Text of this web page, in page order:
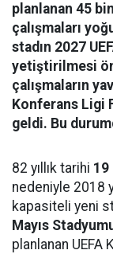
planlanan 45
çalışmaları
stadın 2027
yetiştirilmesi
çalışmaların
Konferans Ligi
geldi. Bu
82 yıllık tarihi 19
nedeniyle 2018
kapasiteli yeni
Mayıs
planlanan UEFA